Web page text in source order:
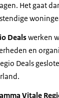
Het gaat
Dealswerken
en
Deals
Vitale